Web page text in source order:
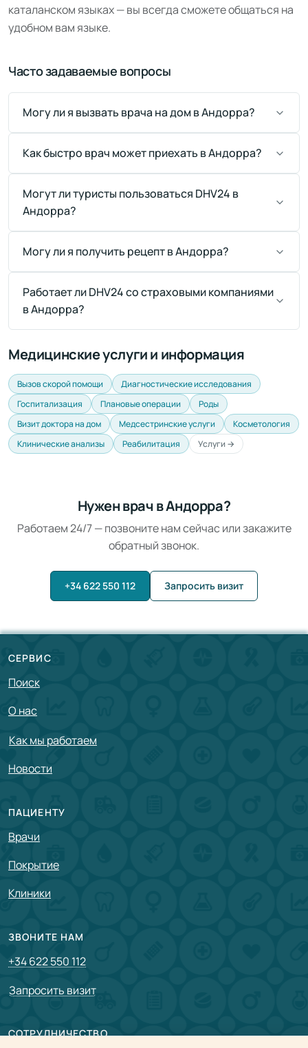
каталанском языках — вы всегда сможете общаться на
удобном вам языке.
Часто задаваемые вопросы
Могу ли я вызвать врача на дом в Андорра?
Как быстро врач может приехать в Андорра?
Могут ли туристы пользоваться DHV24 в
Андорра?
Могу ли я получить рецепт в Андорра?
Работает ли DHV24 со страховыми компаниями
в Андорра?
Медицинские услуги и информация
Вызов скорой помощи
Диагностические исследования
Госпитализация
Плановые операции
Роды
Визит доктора на дом
Медсестринские услуги
Косметология
Клинические анализы
Реабилитация Услуги →
Нужен врач в Андорра?
Работаем 24/7 — позвоните нам сейчас или закажите
обратный звонок.
+34 622 550 112 Запросить визит
СЕРВИС
Поиск
О нас
Как мы работаем
Новости
ПАЦИЕНТУ
Врачи
Покрытие
Клиники
ЗВОНИТЕ НАМ
+34 622 550 112
Запросить визит
СОТРУДНИЧЕСТВО